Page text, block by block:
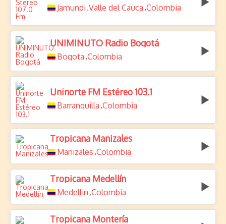
Jamundi ,Valle del Cauca ,Colombia
UNIMINUTO Radio Bogotá
Bogota ,Colombia
Uninorte FM Estéreo 103.1
Barranquilla ,Colombia
Tropicana Manizales
Manizales ,Colombia
Tropicana Medellín
Medellin ,Colombia
Tropicana Montería